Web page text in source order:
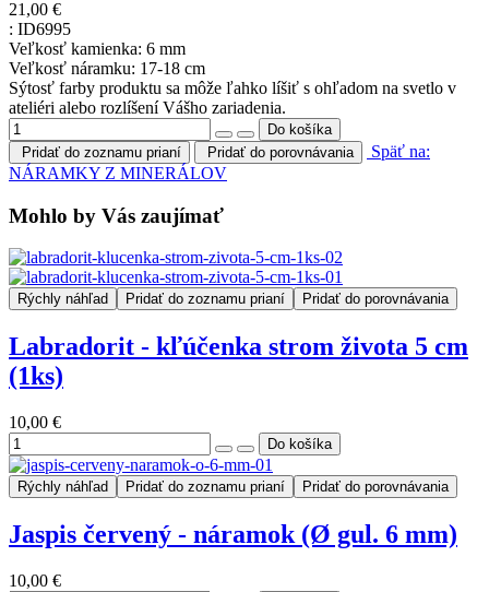
21,00 €
: ID6995
Veľkosť kamienka: 6 mm
Veľkosť náramku: 17-18 cm
Sýtosť farby produktu sa môže ľahko líšiť s ohľadom na svetlo v
ateliéri alebo rozlíšení Vášho zariadenia.
Pridať do zoznamu prianí Pridať do porovnávania
Späť na:
NÁRAMKY Z MINERÁLOV
Mohlo by Vás zaujímať
Rýchly náhľad Pridať do zoznamu prianí Pridať do porovnávania
Labradorit - kľúčenka strom života 5 cm
(1ks)
10,00 €
Rýchly náhľad Pridať do zoznamu prianí Pridať do porovnávania
Jaspis červený - náramok (Ø gul. 6 mm)
10,00 €